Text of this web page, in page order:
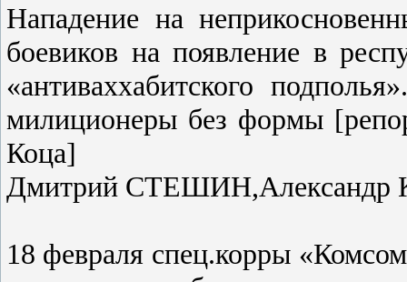
Нападение на
боевиков на появление в
«антиваххабитского
милиционеры без формы
Коца]
Дмитрий СТЕШИН,Александр
18 февраля спец.корры